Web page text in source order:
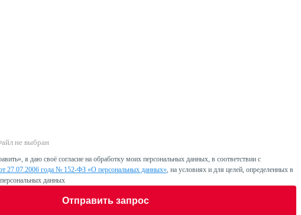
не выбран
я даю своё согласие на обработку моих персональных данных, в соответствии с
27.07.2006 года № 152-ФЗ «О персональных данных», на условиях и для целей, определенных в
данных
Отправить запрос